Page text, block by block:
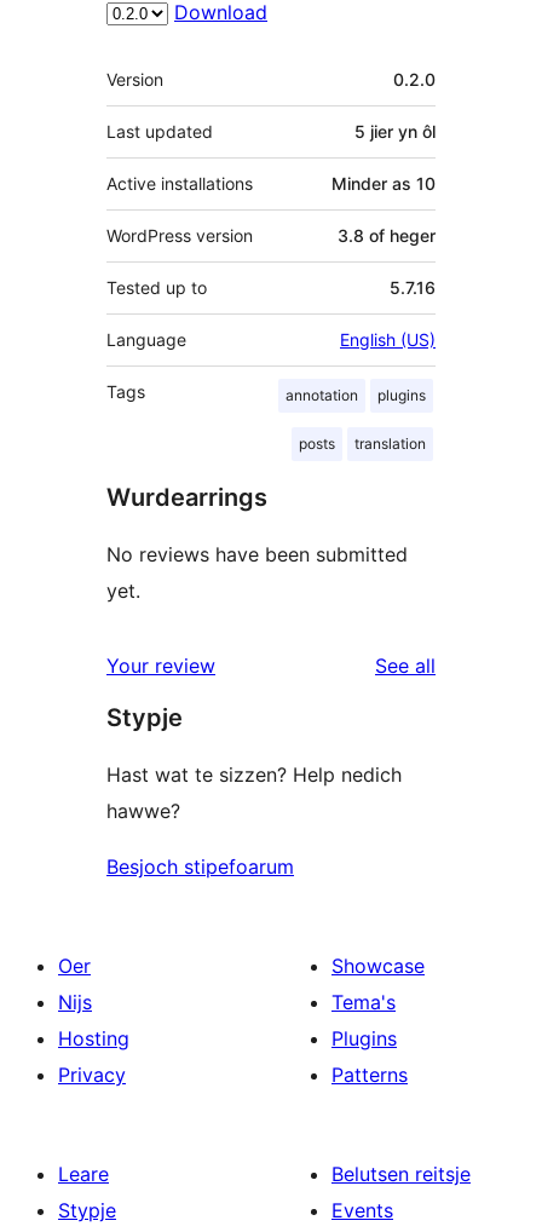
Download
Meta
Version 0.2.0
Last updated 5 jier yn ôl
Active installations Minder as 10
WordPress version 3.8 of heger
Tested up to 5.7.16
Language English (US)
Tags annotation plugins
posts translation
Wurdearrings
No reviews have been submitted
yet.
Your review See all
Stypje
Hast wat te sizzen? Help nedich
hawwe?
Besjoch stipefoarum
Oer
Nijs
Hosting
Privacy
Showcase
Tema's
Plugins
Patterns
Leare
Stypje
Belutsen reitsje
Events